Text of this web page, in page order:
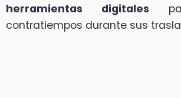
herramientas digitales
contratiempos durante sus